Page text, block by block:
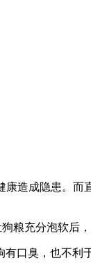
造成隐患。而
粮充分泡软后，
口臭，也不利